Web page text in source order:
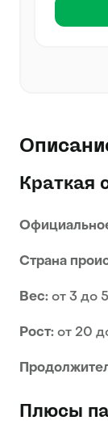
Краткая
Страна
Вeс: от 3 до
Рост: от 20
Плюсы